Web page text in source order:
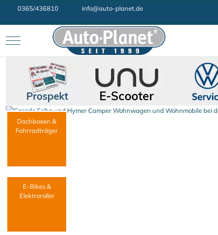
0365/436810 info@auto-planet.de
Mobile Menu Toggle
Dachboxen &
Fahrradträger
E-Bikes &
Elektroroller